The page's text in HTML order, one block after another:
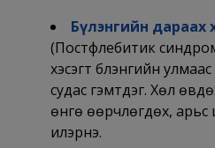
Бүлэнгийн
(Постфлебитик
хэсэгт бүлэнгийн
судас гэмтдэг. Хөл
өнгө өөрчлөгдөх, арьс
илэрнэ.